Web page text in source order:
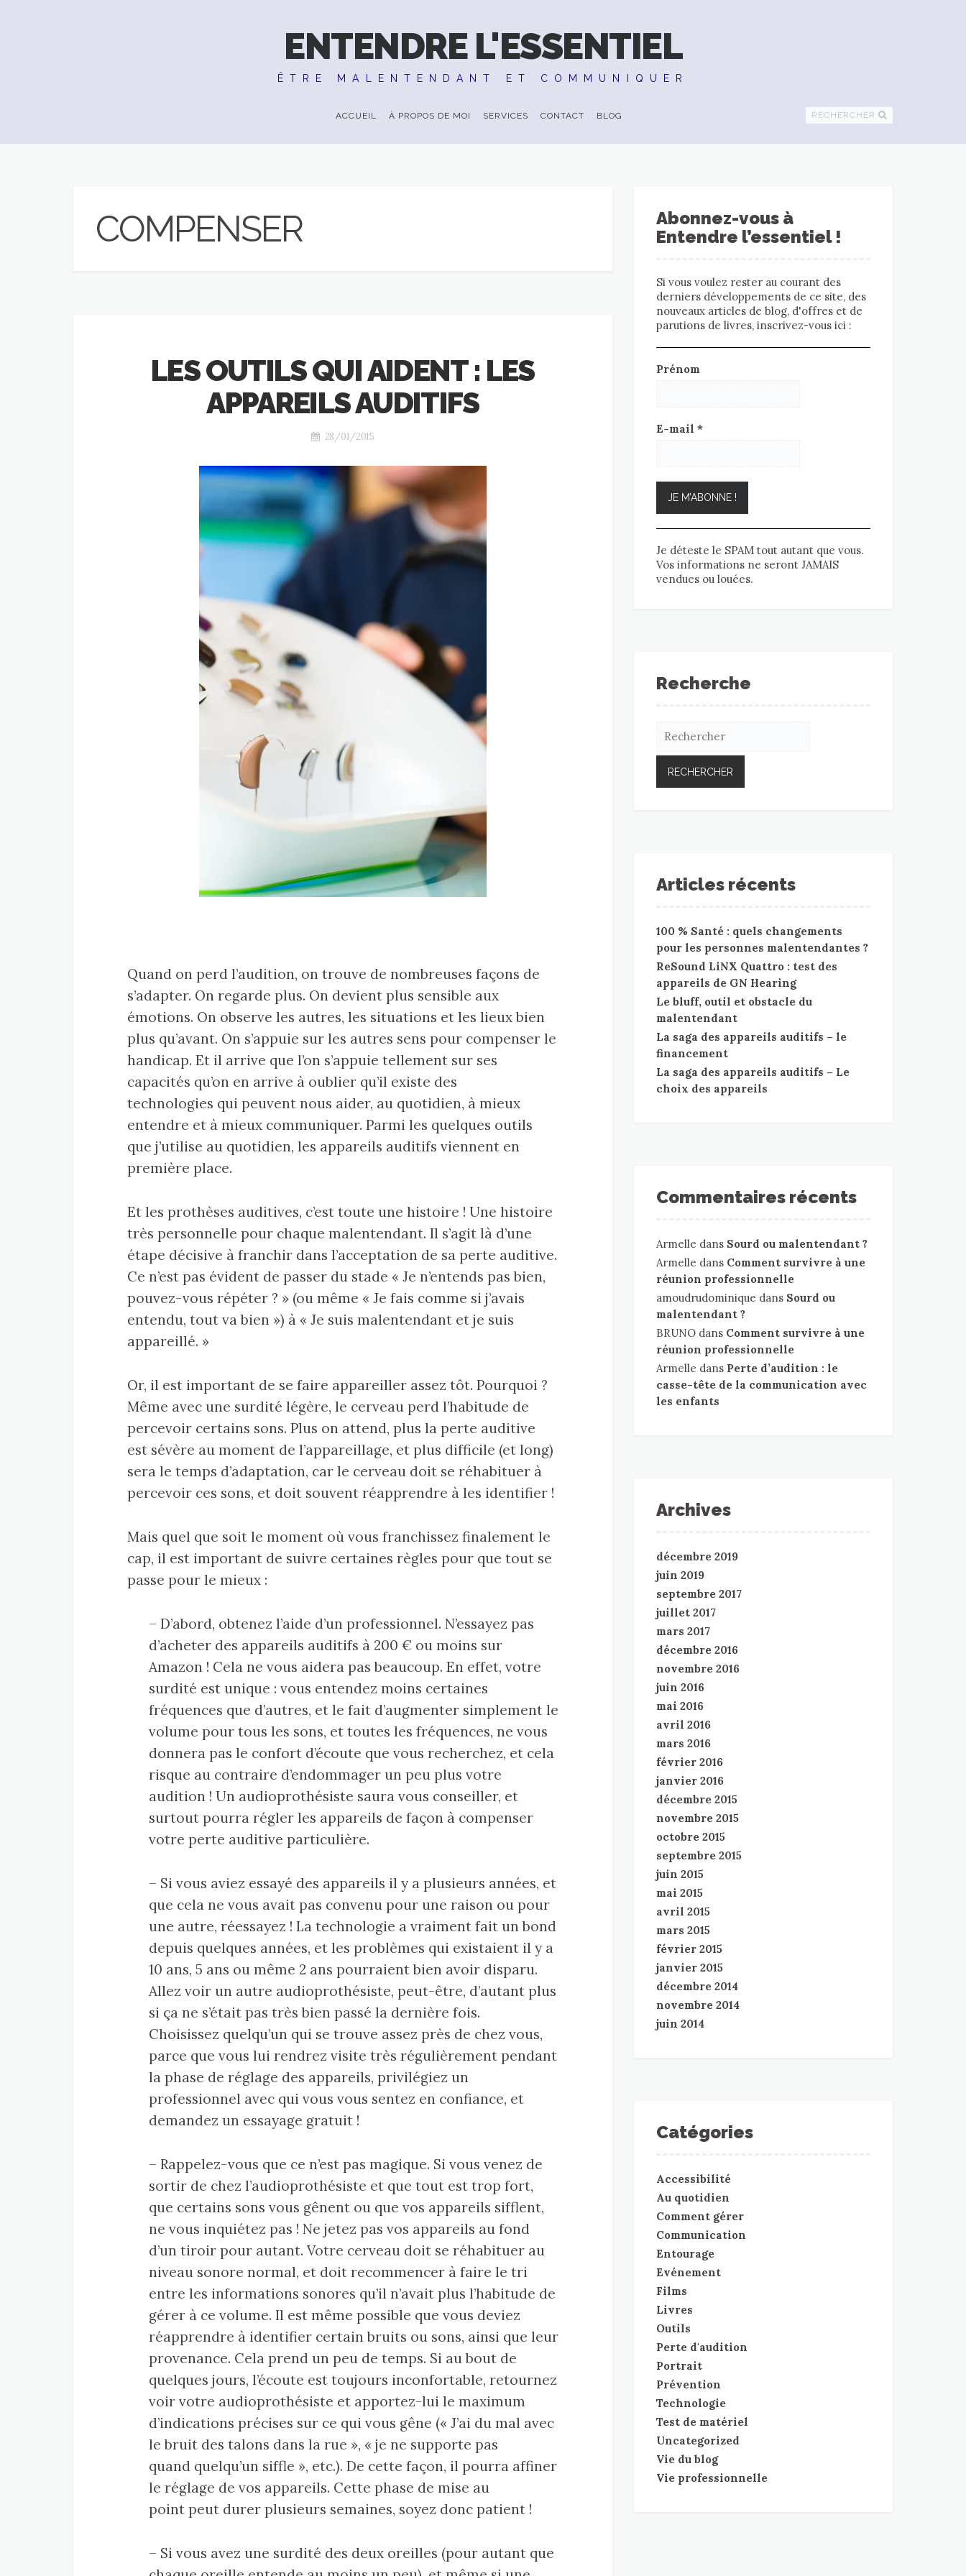
ENTENDRE L'ESSENTIEL
ÊTRE MALENTENDANT ET COMMUNIQUER
ACCUEIL À PROPOS DE MOI SERVICES CONTACT BLOG RECHERCHER
COMPENSER
LES OUTILS QUI AIDENT : LES
APPAREILS AUDITIFS
28/01/2015
Quand on perd l’audition, on trouve de nombreuses façons de
s’adapter. On regarde plus. On devient plus sensible aux
émotions. On observe les autres, les situations et les lieux bien
plus qu’avant. On s’appuie sur les autres sens pour compenser le
handicap. Et il arrive que l’on s’appuie tellement sur ses
capacités qu’on en arrive à oublier qu’il existe des
technologies qui peuvent nous aider, au quotidien, à mieux
entendre et à mieux communiquer. Parmi les quelques outils
que j’utilise au quotidien, les appareils auditifs viennent en
première place.
Et les prothèses auditives, c’est toute une histoire ! Une histoire
très personnelle pour chaque malentendant. Il s’agit là d’une
étape décisive à franchir dans l’acceptation de sa perte auditive.
Ce n’est pas évident de passer du stade « Je n’entends pas bien,
pouvez-vous répéter ? » (ou même « Je fais comme si j’avais
entendu, tout va bien ») à « Je suis malentendant et je suis
appareillé. »
Or, il est important de se faire appareiller assez tôt. Pourquoi ?
Même avec une surdité légère, le cerveau perd l’habitude de
percevoir certains sons. Plus on attend, plus la perte auditive
est sévère au moment de l’appareillage, et plus difficile (et long)
sera le temps d’adaptation, car le cerveau doit se réhabituer à
percevoir ces sons, et doit souvent réapprendre à les identifier !
Mais quel que soit le moment où vous franchissez finalement le
cap, il est important de suivre certaines règles pour que tout se
passe pour le mieux :
– D’abord, obtenez l’aide d’un professionnel. N’essayez pas
d’acheter des appareils auditifs à 200 € ou moins sur
Amazon ! Cela ne vous aidera pas beaucoup. En effet, votre
surdité est unique : vous entendez moins certaines
fréquences que d’autres, et le fait d’augmenter simplement le
volume pour tous les sons, et toutes les fréquences, ne vous
donnera pas le confort d’écoute que vous recherchez, et cela
risque au contraire d’endommager un peu plus votre
audition ! Un audioprothésiste saura vous conseiller, et
surtout pourra régler les appareils de façon à compenser
votre perte auditive particulière.
– Si vous aviez essayé des appareils il y a plusieurs années, et
que cela ne vous avait pas convenu pour une raison ou pour
une autre, réessayez ! La technologie a vraiment fait un bond
depuis quelques années, et les problèmes qui existaient il y a
10 ans, 5 ans ou même 2 ans pourraient bien avoir disparu.
Allez voir un autre audioprothésiste, peut-être, d’autant plus
si ça ne s’était pas très bien passé la dernière fois.
Choisissez quelqu’un qui se trouve assez près de chez vous,
parce que vous lui rendrez visite très régulièrement pendant
la phase de réglage des appareils, privilégiez un
professionnel avec qui vous vous sentez en confiance, et
demandez un essayage gratuit !
– Rappelez-vous que ce n’est pas magique. Si vous venez de
sortir de chez l’audioprothésiste et que tout est trop fort,
que certains sons vous gênent ou que vos appareils sifflent,
ne vous inquiétez pas ! Ne jetez pas vos appareils au fond
d’un tiroir pour autant. Votre cerveau doit se réhabituer au
niveau sonore normal, et doit recommencer à faire le tri
entre les informations sonores qu’il n’avait plus l’habitude de
gérer à ce volume. Il est même possible que vous deviez
réapprendre à identifier certain bruits ou sons, ainsi que leur
provenance. Cela prend un peu de temps. Si au bout de
quelques jours, l’écoute est toujours inconfortable, retournez
voir votre audioprothésiste et apportez-lui le maximum
d’indications précises sur ce qui vous gêne (« J’ai du mal avec
le bruit des talons dans la rue », « je ne supporte pas
quand quelqu’un siffle », etc.). De cette façon, il pourra affiner
le réglage de vos appareils. Cette phase de mise au
point peut durer plusieurs semaines, soyez donc patient !
– Si vous avez une surdité des deux oreilles (pour autant que
Abonnez-vous à
Entendre l’essentiel !
Si vous voulez rester au courant des
derniers développements de ce site, des
nouveaux articles de blog, d'offres et de
parutions de livres, inscrivez-vous ici :
Prénom
E-mail *
Je déteste le SPAM tout autant que vous.
Vos informations ne seront JAMAIS
vendues ou louées.
Recherche
Articles récents
100 % Santé : quels changements
pour les personnes malentendantes ?
ReSound LiNX Quattro : test des
appareils de GN Hearing
Le bluff, outil et obstacle du
malentendant
La saga des appareils auditifs – le
financement
La saga des appareils auditifs – Le
choix des appareils
Commentaires récents
Armelle dans Sourd ou malentendant ?
Armelle dans Comment survivre à une
réunion professionnelle
amoudrudominique dans Sourd ou
malentendant ?
BRUNO dans Comment survivre à une
réunion professionnelle
Armelle dans Perte d’audition : le
casse-tête de la communication avec
les enfants
Archives
décembre 2019
juin 2019
septembre 2017
juillet 2017
mars 2017
décembre 2016
novembre 2016
juin 2016
mai 2016
avril 2016
mars 2016
février 2016
janvier 2016
décembre 2015
novembre 2015
octobre 2015
septembre 2015
juin 2015
mai 2015
avril 2015
mars 2015
février 2015
janvier 2015
décembre 2014
novembre 2014
juin 2014
Catégories
Accessibilité
Au quotidien
Comment gérer
Communication
Entourage
Evénement
Films
Livres
Outils
Perte d'audition
Portrait
Prévention
Technologie
Test de matériel
Uncategorized
Vie du blog
Vie professionnelle